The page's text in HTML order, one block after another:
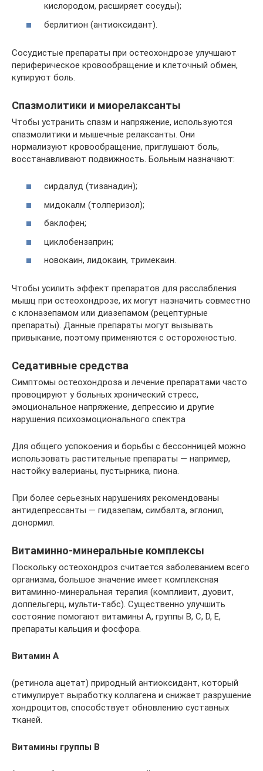
кислородом, расширяет сосуды);
берлитион (антиоксидант).
Сосудистые препараты при остеохондрозе улучшают
периферическое кровообращение и клеточный обмен,
купируют боль.
Спазмолитики и миорелаксанты
Чтобы устранить спазм и напряжение, используются
спазмолитики и мышечные релаксанты. Они
нормализуют кровообращение, приглушают боль,
восстанавливают подвижность. Больным назначают:
сирдалуд (тизанадин);
мидокалм (толперизол);
баклофен;
циклобензаприн;
новокаин, лидокаин, тримекаин.
Чтобы усилить эффект препаратов для расслабления
мышц при остеохондрозе, их могут назначить совместно
с клоназепамом или диазепамом (рецептурные
препараты). Данные препараты могут вызывать
привыкание, поэтому применяются с осторожностью.
Седативные средства
Симптомы остеохондроза и лечение препаратами часто
провоцируют у больных хронический стресс,
эмоциональное напряжение, депрессию и другие
нарушения психоэмоционального спектра
Для общего успокоения и борьбы с бессонницей можно
использовать растительные препараты — например,
настойку валерианы, пустырника, пиона.
При более серьезных нарушениях рекомендованы
антидепрессанты — гидазепам, симбалта, эглонил,
донормил.
Витаминно-минеральные комплексы
Поскольку остеохондроз считается заболеванием всего
организма, большое значение имеет комплексная
витаминно-минеральная терапия (компливит, дуовит,
доппельгерц, мульти-табс). Существенно улучшить
состояние помогают витамины А, группы В, С, D, Е,
препараты кальция и фосфора.
Витамин А
(ретинола ацетат) природный антиоксидант, который
стимулирует выработку коллагена и снижает разрушение
хондроцитов, способствует обновлению суставных
тканей.
Витамины группы В